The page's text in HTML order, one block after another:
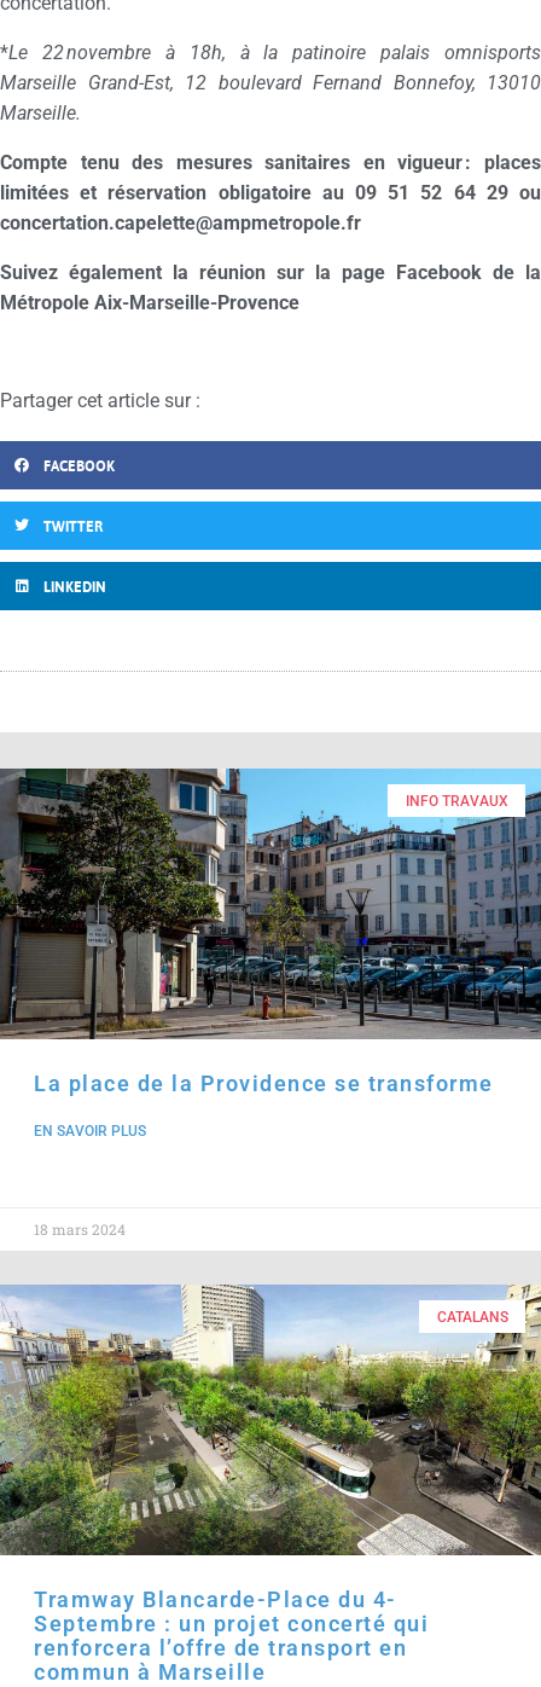
*Le 22 novembre à 18h, à la patinoire palais omnisports
Marseille Grand-Est, 12 boulevard Fernand Bonnefoy, 13010
Marseille.
Compte tenu des mesures sanitaires en vigueur : places
limitées et réservation obligatoire au 09 51 52 64 29 ou
concertation.capelette@ampmetropole.fr
Suivez également la réunion sur la page Facebook de la
Métropole Aix-Marseille-Provence
Partager cet article sur :
FACEBOOK
TWITTER
LINKEDIN
INFO TRAVAUX
La place de la Providence se transforme
EN SAVOIR PLUS
18 mars 2024
CATALANS
Tramway Blancarde-Place du 4-
Septembre : un projet concerté qui
renforcera l’offre de transport en
commun à Marseille